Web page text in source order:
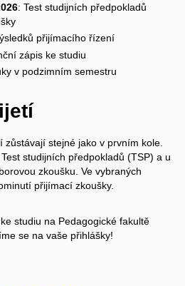
: Test studijních předpokladů
přijímacího řízení
zápis ke studiu
v podzimním semestru
stejné jako v prvním kole.
studijních předpokladů (TSP) a u
zkoušku. Ve vybraných
přijímací zkoušky.
studiu na Pedagogické fakultě
se na vaše přihlášky!